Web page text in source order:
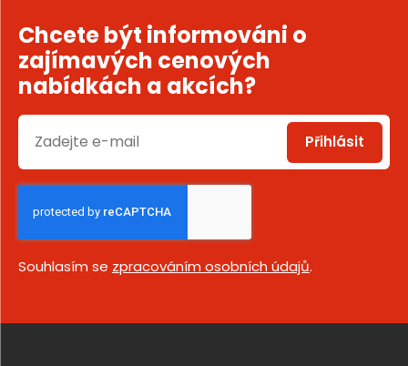
Chcete být informováni o
zajímavých cenových
nabídkách a akcích?
Přihlásit
Souhlasím se zpracováním osobních údajů.